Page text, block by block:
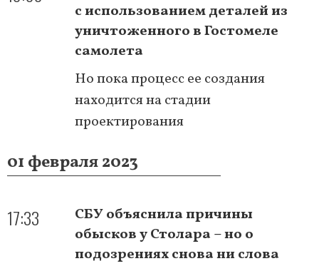
с использованием деталей из
уничтоженного в Гостомеле
самолета
Но пока процесс ее создания
находится на стадии
проектирования
01 февраля 2023
17:33
СБУ объяснила причины
обысков у Столара – но о
подозрениях снова ни слова